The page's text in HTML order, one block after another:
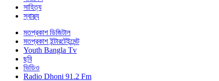
সাহিত্য
স্বাস্থ্য
মতপ্রকাশ ডিজিটাল
মতপ্রকাশ ইন্টারটেইন্মেন্ট
Youth Bangla Tv
ছবি
ভিডিও
Radio Dhoni 91.2 Fm